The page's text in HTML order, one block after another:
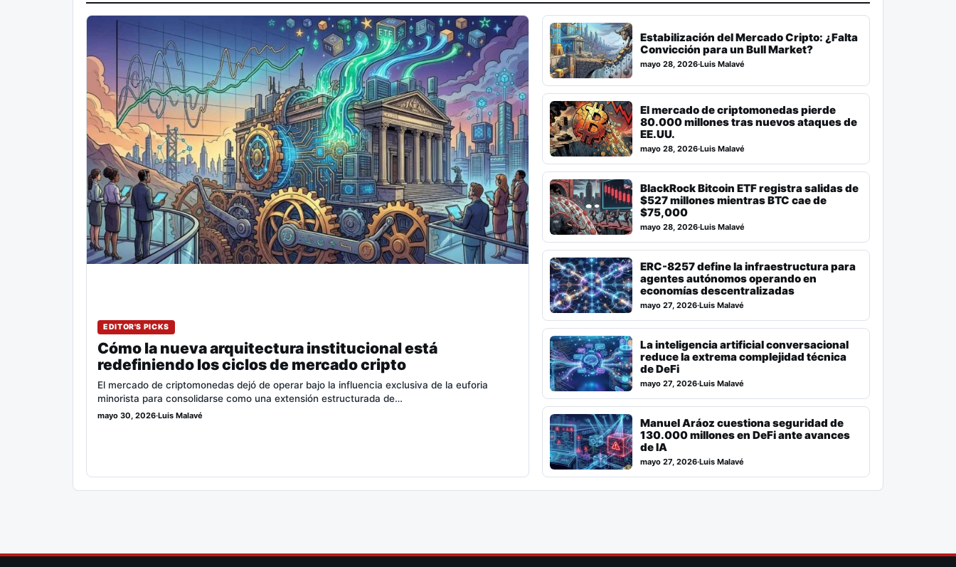
EDITOR'S PICKS
Cómo la nueva arquitectura institucional está
redefiniendo los ciclos de mercado cripto
El mercado de criptomonedas dejó de operar bajo la influencia exclusiva de la euforia
minorista para consolidarse como una extensión estructurada de…
mayo 30, 2026·Luis Malavé
Estabilización del Mercado Cripto: ¿Falta
Convicción para un Bull Market?
mayo 28, 2026·Luis Malavé
El mercado de criptomonedas pierde
80.000 millones tras nuevos ataques de
EE.UU.
mayo 28, 2026·Luis Malavé
BlackRock Bitcoin ETF registra salidas de
$527 millones mientras BTC cae de
$75,000
mayo 28, 2026·Luis Malavé
ERC-8257 define la infraestructura para
agentes autónomos operando en
economías descentralizadas
mayo 27, 2026·Luis Malavé
La inteligencia artificial conversacional
reduce la extrema complejidad técnica
de DeFi
mayo 27, 2026·Luis Malavé
Manuel Aráoz cuestiona seguridad de
130.000 millones en DeFi ante avances
de IA
mayo 27, 2026·Luis Malavé